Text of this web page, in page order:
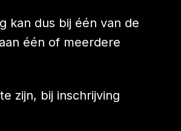
kan dus bij één van de
één of meerdere
zijn, bij inschrijving